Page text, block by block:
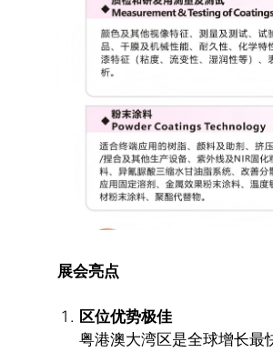
展会亮点
区位优势极佳
粤港澳大湾区是全球增长最